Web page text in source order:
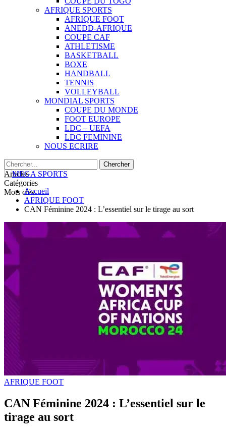
AFRIQUE SPORTS
AFRIQUE FOOT
ANEDD-AFRIQUE
COUPE CAF
ATHLETISME
BASKETBALL
BOXE
HANDBALL
TENNIS
VOLLEYBALL
MONDIAL SPORTS
COUPE DU MONDE
FOOT EUROPE
LDC – UEFA
LDC FEMININE
NOUS ECRIRE
Articles
Catégories
Mots clésAccueil
AFRIQUE FOOT
CAN Féminine 2024 : L’essentiel sur le tirage au sort
AFRIQUE FOOT
CAN Féminine 2024 : L’essentiel sur le
tirage au sort